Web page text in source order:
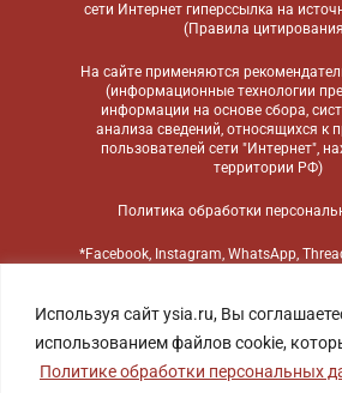
Используя сайт ysia.ru, Вы
использованием файлов cookie,
Политике обработки персональных
сети Интернет гиперссылка на
(Правила
На сайте применяются
(информационные технологии
информации на основе сбора,
анализа сведений, относящихся к
пользователей сети "Интернет",
территории РФ)
Политика обработки
*Facebook, Instagram, WhatsApp,